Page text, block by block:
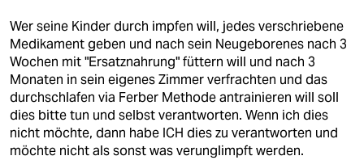
Wer seine Kinder durch impfen will, jedes verschriebene
Medikament geben und nach sein Neugeborenes nach 3
Wochen mit "Ersatznahrung" füttern will und nach 3
Monaten in sein eigenes Zimmer verfrachten und das
durchschlafen via Ferber Methode antrainieren will soll
dies bitte tun und selbst verantworten. Wenn ich dies
nicht möchte, dann habe ICH dies zu verantworten und
möchte nicht als sonst was verunglimpft werden.